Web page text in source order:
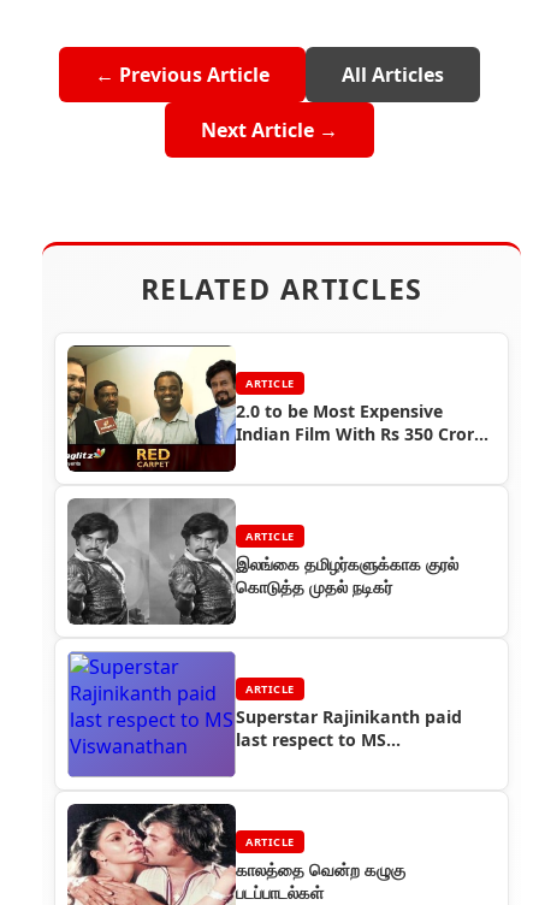
← Previous Article All Articles
Next Article →
RELATED ARTICLES
ARTICLE
2.0 to be Most Expensive
Indian Film With Rs 350 Crore
ARTICLE
இலங்கை தமிழர்களுக்காக குரல்
கொடுத்த முதல் நடிகர்
ARTICLE
Superstar Rajinikanth paid
last respect to MS
ARTICLE
காலத்தை வென்ற கழுகு
படப்பாடல்கள்